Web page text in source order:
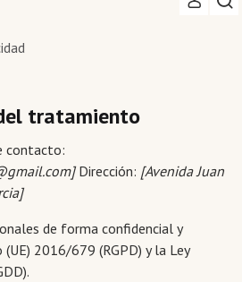
tratamiento
contacto:
]Dirección: [Avenida Juan
de forma confidencial y
2016/679 (RGPD) y la Ley